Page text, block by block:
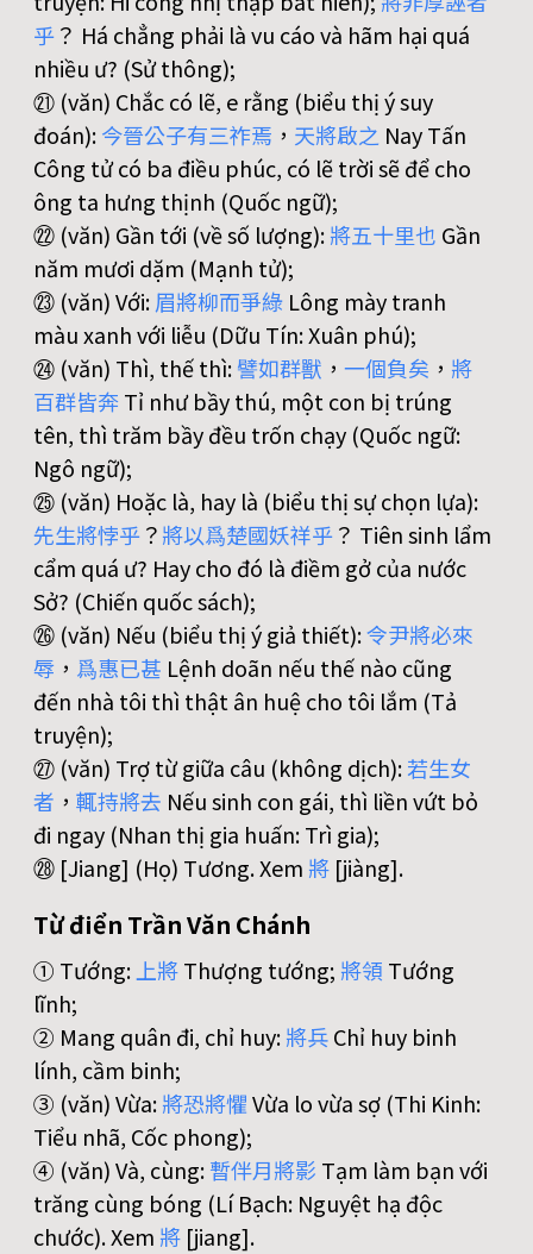
乎？ Há chẳng phải là vu cáo và hãm hại quá
nhiều ư? (Sử thông);
㉑ (văn) Chắc có lẽ, e rằng (biểu thị ý suy
đoán):今晉公子有三祚焉 ， 天將啟之 Nay Tấn
Công tử có ba điều phúc, có lẽ trời sẽ để cho
ông ta hưng thịnh (Quốc ngữ);
㉒ (văn) Gần tới (về số lượng):將五十里也 Gần
năm mươi dặm (Mạnh tử);
㉓ (văn) Với:眉將柳而爭綠 Lông mày tranh
màu xanh với liễu (Dữu Tín: Xuân phú);
㉔ (văn) Thì, thế thì:譬如群獸 ， 一個負矣 ， 將
百群皆奔Tỉ như bầy thú, một con bị trúng
tên, thì trăm bầy đều trốn chạy (Quốc ngữ:
Ngô ngữ);
㉕ (văn) Hoặc là, hay là (biểu thị sự chọn lựa):
先生將悖乎？將以爲楚國妖祥乎？ Tiên sinh lẩm
cẩm quá ư? Hay cho đó là điềm gở của nước
Sở? (Chiến quốc sách);
㉖ (văn) Nếu (biểu thị ý giả thiết):令尹將必來
辱 ， 爲惠已甚 Lệnh doãn nếu thế nào cũng
đến nhà tôi thì thật ân huệ cho tôi lắm (Tả
truyện);
㉗ (văn) Trợ từ giữa câu (không dịch):若生女
者 ， 輒持將去 Nếu sinh con gái, thì liền vứt bỏ
đi ngay (Nhan thị gia huấn: Trì gia);
㉘ [Jiang] (Họ) Tương. Xem 將 [jiàng].
Từ điển Trần Văn Chánh
① Tướng: 上將Thượng tướng; 將領 Tướng
lĩnh;
② Mang quân đi, chỉ huy:將兵Chỉ huy binh
lính, cầm binh;
③ (văn) Vừa:將恐將懼Vừa lo vừa sợ (Thi Kinh:
Tiểu nhã, Cốc phong);
④ (văn) Và, cùng:暫伴月將影 Tạm làm bạn với
trăng cùng bóng (Lí Bạch: Nguyệt hạ độc
chước). Xem 將 [jiang].